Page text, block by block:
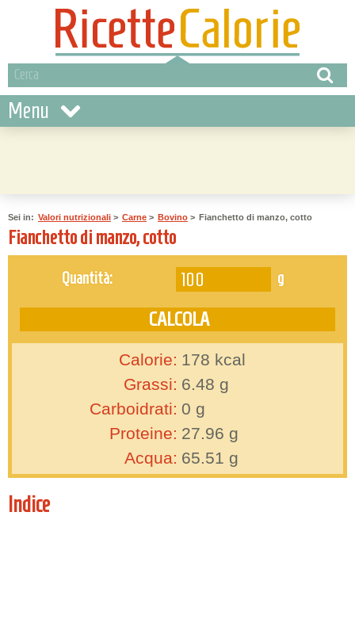
Menu
Sei in: Valori nutrizionali > Carne > Bovino > Fianchetto di manzo, cotto
Fianchetto di manzo, cotto
Quantità: g
Calorie: 178 kcal
Grassi: 6.48 g
Carboidrati: 0 g
Proteine: 27.96 g
Acqua: 65.51 g
Indice